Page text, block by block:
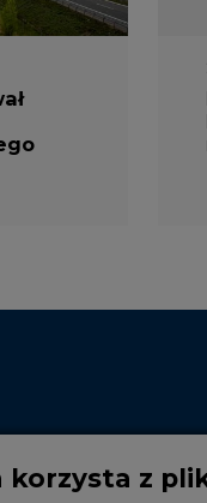
korzysta z